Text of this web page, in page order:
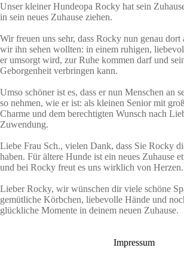
Unser kleiner Hundeopa Rocky hat sein
in sein neues Zuhause ziehen.
Wir freuen uns sehr, dass Rocky nun genau
wir ihn sehen wollten: in einem ruhigen,
er umsorgt wird, zur Ruhe kommen darf und
Geborgenheit verbringen kann.
Umso schöner ist es, dass er nun Menschen an
so nehmen, wie er ist: als kleinen Senior mit
Charme und dem berechtigten Wunsch nach
Zuwendung.
Liebe Frau Sch., vielen Dank, dass Sie Rocky
haben. Für ältere Hunde ist ein neues Zuhause
und bei Rocky freut es uns wirklich von Herzen.
Lieber Rocky, wir wünschen dir viele schöne
gemütliche Körbchen, liebevolle Hände und
glückliche Momente in deinem neuen Zuhause.
Impressum